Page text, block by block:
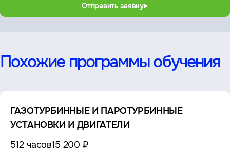
Отправить заявку
Похожие программы обучения
ГАЗОТУРБИННЫЕ И ПАРОТУРБИННЫЕ
УСТАНОВКИ И ДВИГАТЕЛИ
512 часов15 200 ₽